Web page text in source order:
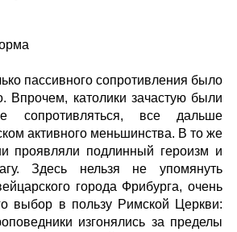
пассивного сопротивления было
Впрочем, католики зачастую были
сопротивляться, все дальше
активного меньшинства. В то же
проявляли подлинный героизм и
Здесь нельзя не упомянуть
города Фрибурга, очень
выбор в пользу Римской Церкви:
изгонялись за пределы